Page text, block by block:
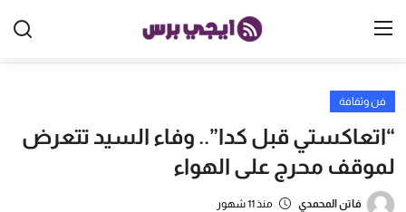
الرئيسية
الخليج
فن وثقافة
“اتعاكستي قبل كدا”.. وفاء السيد تتعرض
لموقف محرج على الهواء
فاتن المحمدي منذ 11 شهور